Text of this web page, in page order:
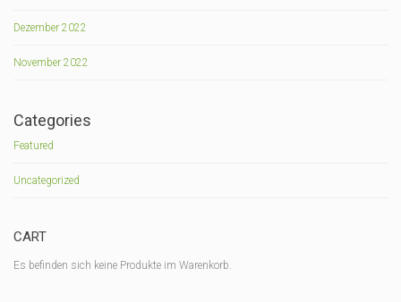
Dezember 2022
November 2022
Categories
Featured
Uncategorized
CART
Es befinden sich keine Produkte im Warenkorb.